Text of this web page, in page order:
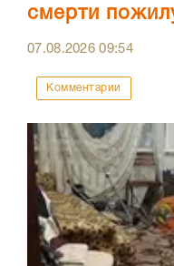
смерти
07.08.202609:54
Комментарии